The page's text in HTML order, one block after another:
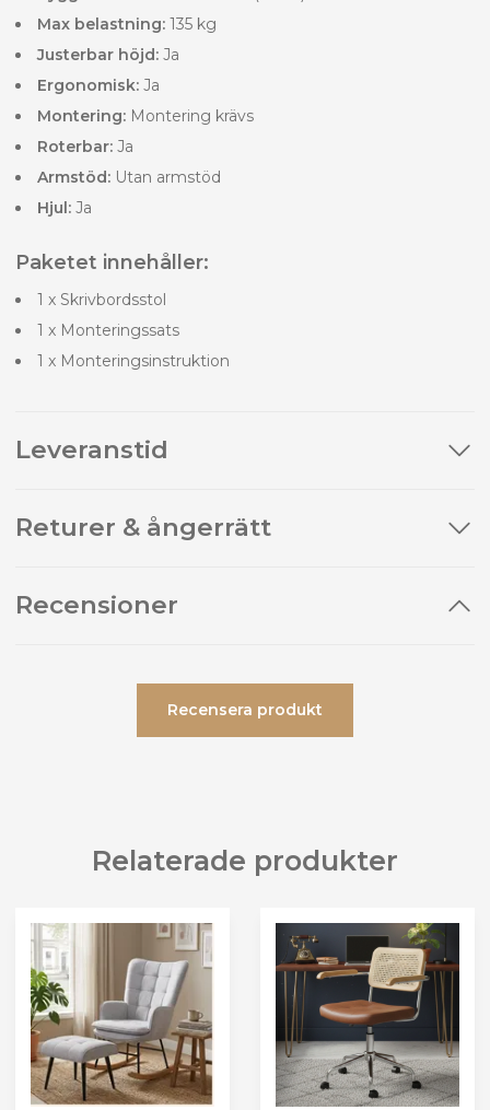
Max belastning: 135 kg
Justerbar höjd: Ja
Ergonomisk: Ja
Montering: Montering krävs
Roterbar: Ja
Armstöd: Utan armstöd
Hjul: Ja
Paketet innehåller:
1 x Skrivbordsstol
1 x Monteringssats
1 x Monteringsinstruktion
Leveranstid
Returer & ångerrätt
Recensioner
Recensera produkt
Relaterade produkter